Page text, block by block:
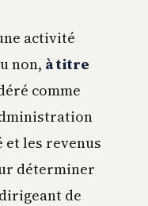
activité
non, à titre
comme
et les revenus
déterminer
de